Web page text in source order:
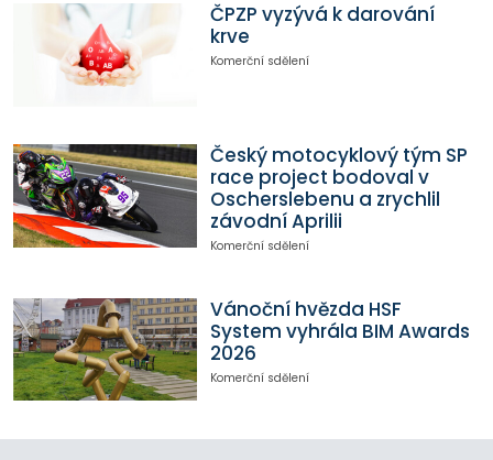
ČPZP vyzývá k darování
krve
Komerční sdělení
Český motocyklový tým SP
race project bodoval v
Oscherslebenu a zrychlil
závodní Aprilii
Komerční sdělení
Vánoční hvězda HSF
System vyhrála BIM Awards
2026
Komerční sdělení